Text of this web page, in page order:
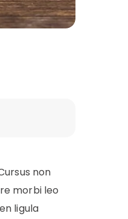
non
morbi leo
ligula